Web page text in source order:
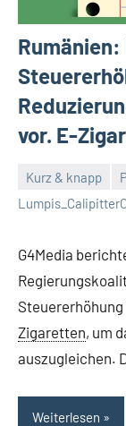
vor. E-
Kurz & knapp
G4Media
Zigaretten, um
auszugleichen.
Weiterlesen